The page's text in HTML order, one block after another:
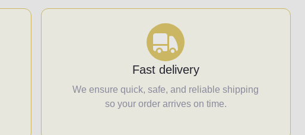
Fast delivery
We ensure quick, safe, and reliable shipping
so your order arrives on time.